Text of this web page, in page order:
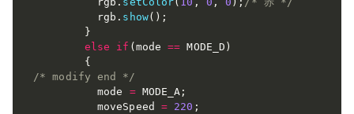
          rgb
. show( ) ;
}
else
if ( mode == MODE_D )
{
/* modify end */
          mode
= MODE_A ;
          moveSpeed
= 220 ;